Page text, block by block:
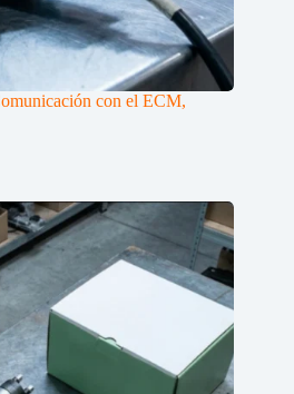
con el ECM,